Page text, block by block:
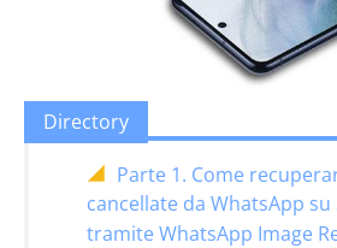
Directory
Parte 1. Come
cancellate da WhatsApp su
tramite WhatsApp Image